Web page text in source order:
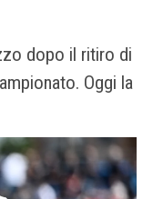
dopo il ritiro di
Oggi la